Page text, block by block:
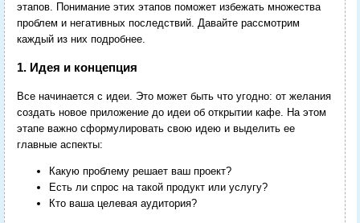
этапов. Понимание этих этапов поможет избежать множества
проблем и негативных последствий. Давайте рассмотрим
каждый из них подробнее.
1. Идея и концепция
Все начинается с идеи. Это может быть что угодно: от желания
создать новое приложение до идеи об открытии кафе. На этом
этапе важно сформулировать свою идею и выделить ее
главные аспекты:
Какую проблему решает ваш проект?
Есть ли спрос на такой продукт или услугу?
Кто ваша целевая аудитория?